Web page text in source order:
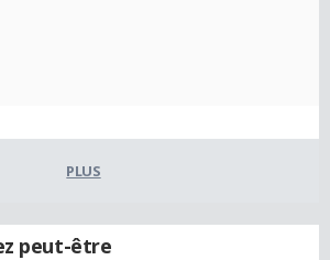
PLUS
peut-être